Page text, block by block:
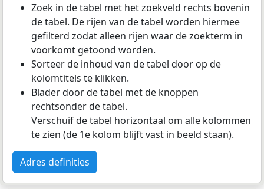
Zoek in de tabel met het zoekveld rechts bovenin
de tabel. De rijen van de tabel worden hiermee
gefilterd zodat alleen rijen waar de zoekterm in
voorkomt getoond worden.
Sorteer de inhoud van de tabel door op de
kolomtitels te klikken.
Blader door de tabel met de knoppen
rechtsonder de tabel.
Verschuif de tabel horizontaal om alle kolommen
te zien (de 1e kolom blijft vast in beeld staan).
Adres definities